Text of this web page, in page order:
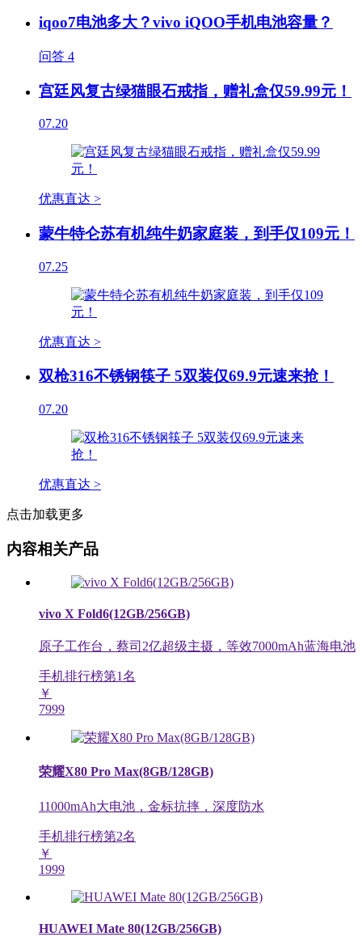
iqoo7电池多大？vivo iQOO手机电池容量？
问答 4
宫廷风复古绿猫眼石戒指，赠礼盒仅59.99元！
07.20
优惠直达 >
蒙牛特仑苏有机纯牛奶家庭装，到手仅109元！
07.25
优惠直达 >
双枪316不锈钢筷子 5双装仅69.9元速来抢！
07.20
优惠直达 >
点击加载更多
内容相关产品
vivo X Fold6(12GB/256GB)
原子工作台，蔡司2亿超级主摄，等效7000mAh蓝海电池
手机排行榜第1名
￥
7999
荣耀X80 Pro Max(8GB/128GB)
11000mAh大电池，金标抗摔，深度防水
手机排行榜第2名
￥
1999
HUAWEI Mate 80(12GB/256GB)